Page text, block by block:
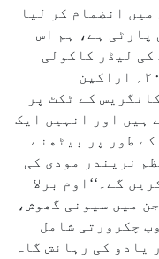
میں انضمام کر لیا
پارٹی ہے، ہم اس
کی لیڈر کاکولی
گھوش دستیدار نے بتایا کہ ’’ہم۲۰؍ اراکین
کے ٹکٹ پر
ہیں اور انہیں ایک
کے طور پر بیٹھنے
نریندر مودی کی
گے۔‘‘اوم برلا
میں سیونی گھوش،
چکرورتی شامل
کی رہائش گاہ